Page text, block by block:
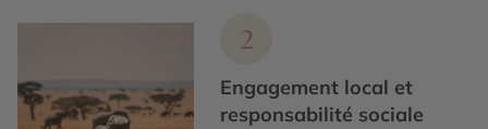
2
Engagement local et
responsabilité sociale